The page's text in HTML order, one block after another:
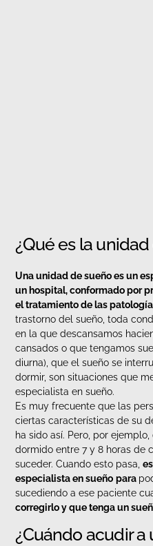
¿Qué es la
Una unidad de sueño es un
un hospital, conformado por
el tratamiento de las
trastorno del sueño, toda
en la que descansamos
cansados o que tengamos
diurna), que el sueño se
dormir, son situaciones que
especialista en sueño.
Es muy frecuente que las
ciertas características de su
ha sido así. Pero, por
dormido entre 7 y 8 horas de
suceder. Cuando esto pasa,
especialista en sueño para
sucediendo a ese paciente
corregirlo y que tenga un
¿Cuándo acudir